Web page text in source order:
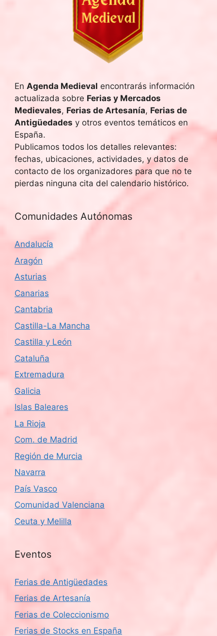
En Agenda Medieval encontrarás información
actualizada sobre Ferias y Mercados
Medievales, Ferias de Artesanía, Ferias de
Antigüedades y otros eventos temáticos en
España.
Publicamos todos los detalles relevantes:
fechas, ubicaciones, actividades, y datos de
contacto de los organizadores para que no te
pierdas ninguna cita del calendario histórico.
Comunidades Autónomas
Andalucía
Aragón
Asturias
Canarias
Cantabria
Castilla-La Mancha
Castilla y León
Cataluña
Extremadura
Galicia
Islas Baleares
La Rioja
Com. de Madrid
Región de Murcia
Navarra
País Vasco
Comunidad Valenciana
Ceuta y Melilla
Eventos
Ferias de Antigüedades
Ferias de Artesanía
Ferias de Coleccionismo
Ferias de Stocks en España